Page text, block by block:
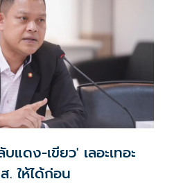
แดง-เขียว' เลอะเทอะ
. ให้ได้ก่อน